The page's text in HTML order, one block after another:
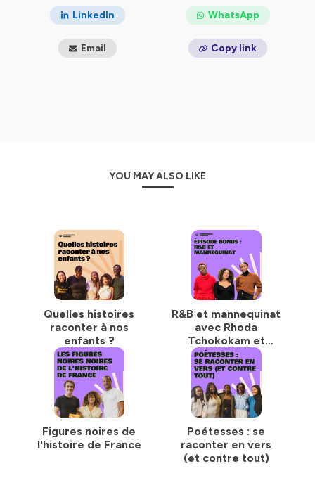
LinkedIn WhatsApp
Email Copy link
YOU MAY ALSO LIKE
Quelles histoires
raconter à nos
enfants ?
R&B et mannequinat
avec Rhoda
Tchokokam et
Christelle Bakima
Poundza
Figures noires de
l'histoire de France
Poétesses : se
raconter en vers
(et contre tout)